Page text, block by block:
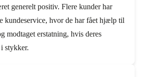
generelt positiv. Flere kunder har
kundeservice, hvor de har fået hjælp til
modtaget erstatning, hvis deres
stykker.